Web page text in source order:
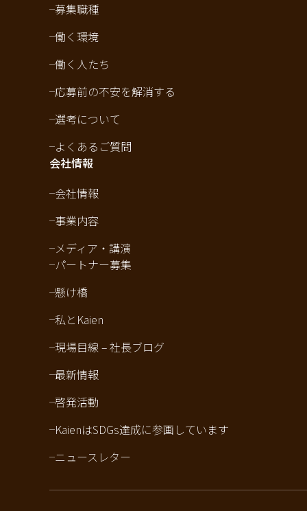
募集職種
働く環境
働く人たち
応募前の不安を解消する
選考について
よくあるご質問
会社情報
会社情報
事業内容
メディア・講演
パートナー募集
懸け橋
私とKaien
現場目線 – 社長ブログ
最新情報
啓発活動
KaienはSDGs達成に参画しています
ニュースレター